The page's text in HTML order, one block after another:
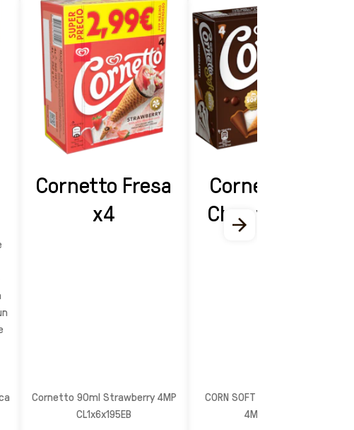
Cornetto Fresa
x4
Cornetto 90ml Strawberry 4MP
CL1x6x195EB
Cornetto Soft
Chocolatey x4
CORN SOFT 140ml Choco CL1b
4MPx6x81EB